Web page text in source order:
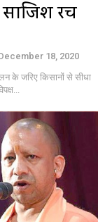
रच
18, 2020
के जरिए किसानों से सीधा